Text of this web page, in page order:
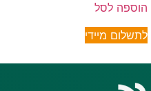
הוספה לסל
לתשלום מיידי